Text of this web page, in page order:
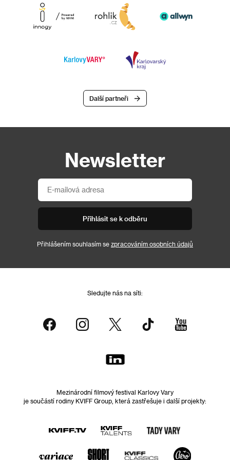
Další partneři
Newsletter
Přihlásit se k odběru
Přihlášením souhlasím se zpracováním osobních údajů
Sledujte nás na síti:
Mezinárodní filmový festival Karlovy Vary
je součástí rodiny KVIFF Group, která zastřešuje i další projekty: